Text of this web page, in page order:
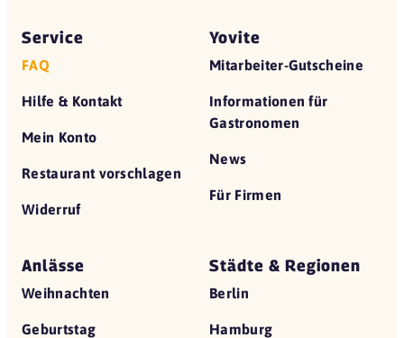
Service
FAQ
Hilfe & Kontakt
Mein Konto
Restaurant vorschlagen
Widerruf
Yovite
Mitarbeiter-Gutscheine
Informationen für
Gastronomen
News
Für Firmen
Anlässe
Weihnachten
Geburtstag
Städte & Regionen
Berlin
Hamburg